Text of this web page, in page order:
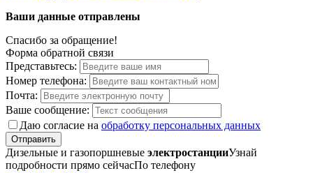
Ваши данные отправлены
Спасибо за обращение!
Форма обратной связи
Представьтесь:
Номер телефона:
Почта:
Ваше сообщение:
Даю согласие на обработку персональных данных
Отправить
Дизельные и газопоршневые электростанцииУзнай
подробности прямо сейчасПо телефону